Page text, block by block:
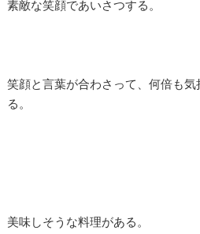
素敵な笑顔であいさつする。
笑顔と言葉が合わさって、何倍も
る。
美味しそうな料理がある。